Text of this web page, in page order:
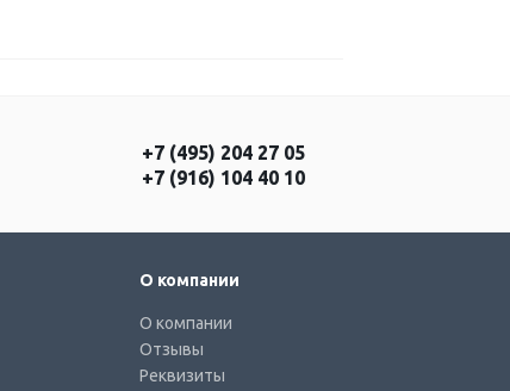
+7 (495) 204 27 05
+7 (916) 104 40 10
О компании
О компании
Отзывы
Реквизиты